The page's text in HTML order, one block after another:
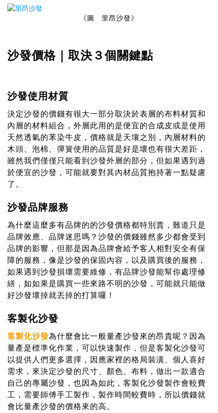
《圖 里昂沙發》
沙發價格｜取決３個關鍵點
沙發使用材質
決定沙發的價錢有很大一部分取決於表層的布料材質和
內層的材料組合，外層此用的是便宜的合成皮或是使用
天然透氣的苯染牛皮，價格就是天壤之別，內層材料的
木頭、泡棉、彈簧使用的品質是好是壞也有很大差距，
雖然我們僅僅只能看到沙發外層的部分，但如果遇到過
於便宜的沙發，可能就要對其內材品質抱持著一點疑慮
了。
沙發品牌服務
為什麼這麼多有品牌的的沙發價格都特別貴，難道只是
品牌效應、品牌迷思嗎？沙發的價錢雖然多少都會受到
品牌的影響，但那是因為品牌會給予客人相對安全有保
障的服務，像是沙發的保固內容，以及購買後的服務，
如果遇到沙發損壞需要維修，有品牌沙發能幫你處理修
繕，如如果是購買一些來路不明的沙發，可能就只能做
好沙發壞掉就丟掉的打算囉！
客製化沙發
客製化沙發為什麼會比一般量產沙發來的昂貴呢？因為
量產是標準化作業，可以快速製作，但是客製化沙發可
以提供人們更多選擇，因應家裡的格局裝潢、個人喜好
需求，來決定沙發的尺寸、顏色、布料，做出一款適合
自己的專屬沙發，也因為如此，客製化沙發製作會較費
工，需要師傅手工製作，製作時間較費時，所以價錢就
會比量產沙發的價格來的高。